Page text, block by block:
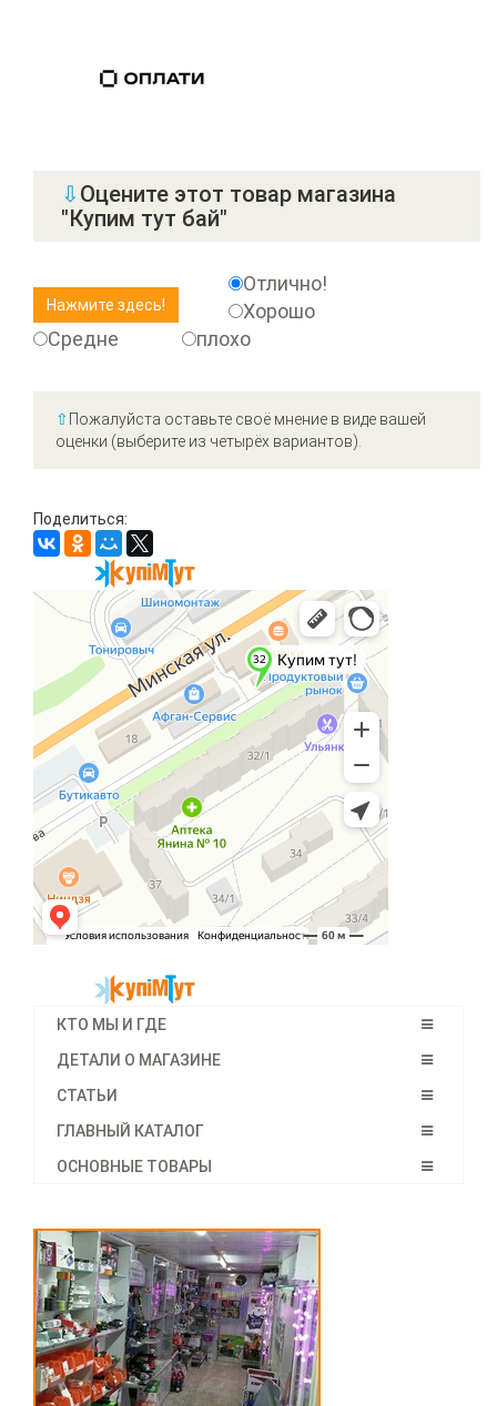
⇩ Оцените этот товар магазина
"Купим тут бай"
Отлично!
Хорошо
Средне
плохо
⇧ Пожалуйста оставьте своё мнение в виде вашей
оценки (выберите из четырёх вариантов).
Поделиться:
КТО МЫ И ГДЕ
ДЕТАЛИ О МАГАЗИНЕ
СТАТЬИ
ГЛАВНЫЙ КАТАЛОГ
ОСНОВНЫЕ ТОВАРЫ